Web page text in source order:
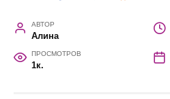
АВТОР
Алина
ПРОСМОТРОВ
1к.